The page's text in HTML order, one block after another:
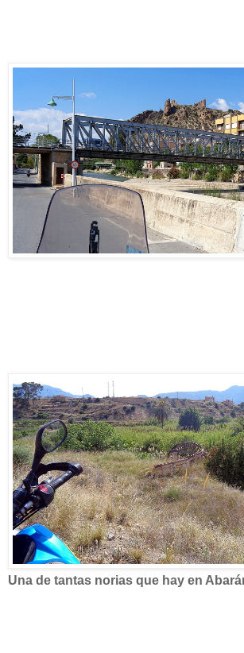
Una de tantas norias que hay en